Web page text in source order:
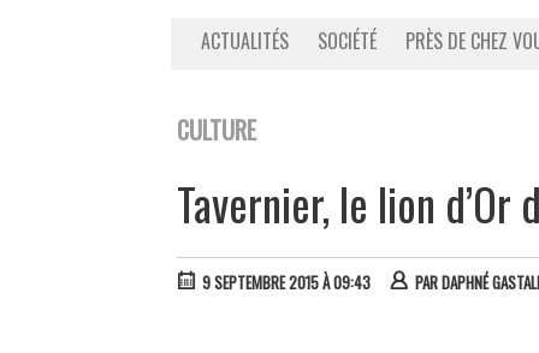
ACTUALITÉS SOCIÉTÉ PRÈS DE CHEZ
CULTURE
Tavernier, le lion d’Or
9 SEPTEMBRE 2015 À 09:43 PARDAPHNÉ